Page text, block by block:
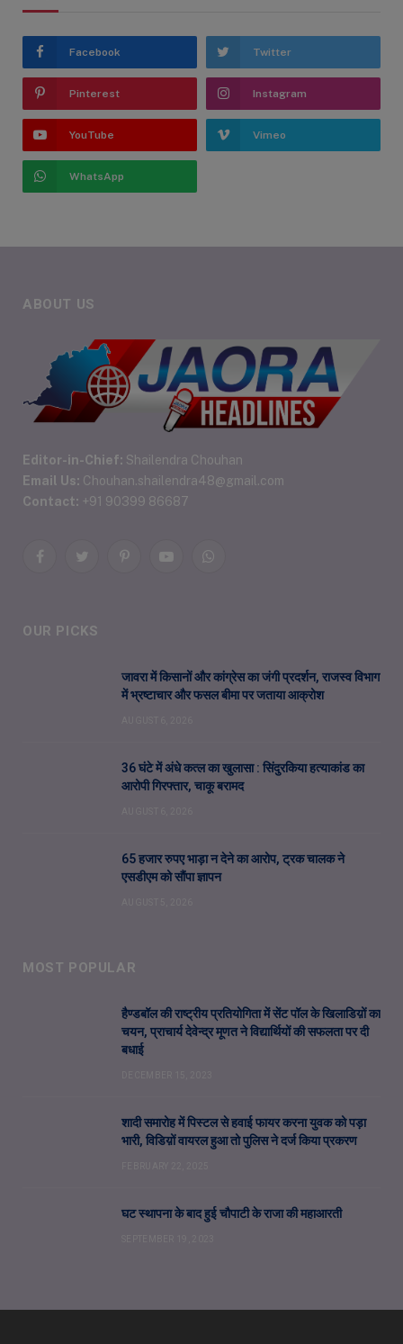
Facebook Twitter
Pinterest Instagram
YouTube Vimeo
WhatsApp
ABOUT US
Editor-in-Chief: Shailendra Chouhan
Email Us: Chouhan.shailendra48@gmail.com
Contact: +91 90399 86687
FacebookTwitterPinterestYouTubeWhatsApp
OUR PICKS
जावरा में किसानों और कांग्रेस का जंगी प्रदर्शन, राजस्व विभाग
में भ्रष्टाचार और फसल बीमा पर जताया आक्रोश
36 घंटे में अंधे कत्ल का खुलासा : सिंदुरकिया हत्याकांड का
आरोपी गिरफ्तार, चाकू बरामद
65 हजार रुपए भाड़ा न देने का आरोप, ट्रक चालक ने
एसडीएम को सौंपा ज्ञापन
MOST POPULAR
हैण्डबॉल की राष्ट्रीय प्रतियोगिता में सेंट पॉल के खिलाडिय़ों का
चयन, प्राचार्य देवेन्द्र मूणत ने विद्यार्थियों की सफलता पर दी
बधाई
शादी समारोह में पिस्टल से हवाई फायर करना युवक को पड़ा
भारी, विडिय़ों वायरल हुआ तो पुलिस ने दर्ज किया प्रकरण
घट स्थापना के बाद हुई चौपाटी के राजा की महाआरती